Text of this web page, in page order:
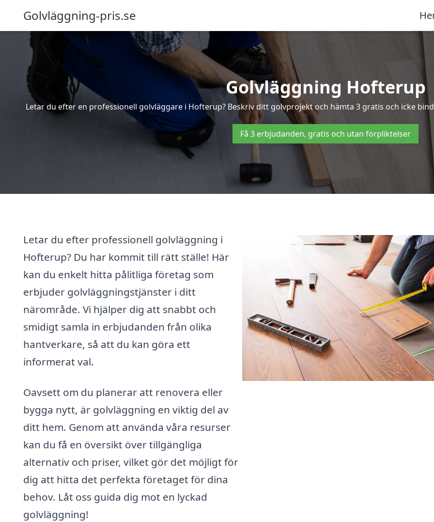
Golvläggning-pris.se
Golvläggning Hofterup
Letar du efter en professionell golvläggare i Hofterup? Beskriv ditt golvprojekt och hämta 3 gratis och icke
Få 3 erbjudanden, gratis och utan förpliktelser
Letar du efter professionell golvläggning i
Hofterup? Du har kommit till rätt ställe! Här
kan du enkelt hitta pålitliga företag som
erbjuder golvläggningstjänster i ditt
närområde. Vi hjälper dig att snabbt och
smidigt samla in erbjudanden från olika
hantverkare, så att du kan göra ett
informerat val.
Oavsett om du planerar att renovera eller
bygga nytt, är golvläggning en viktig del av
ditt hem. Genom att använda våra resurser
kan du få en översikt över tillgängliga
alternativ och priser, vilket gör det möjligt för
dig att hitta det perfekta företaget för dina
behov. Låt oss guida dig mot en lyckad
golvläggning!